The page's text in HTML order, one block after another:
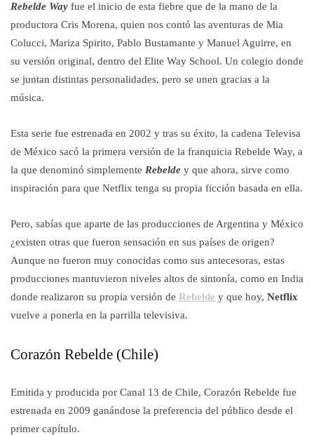
Rebelde Way fue el inicio de esta fiebre que de la mano de la
productora Cris Morena, quien nos contó las aventuras de Mia
Colucci, Mariza Spirito, Pablo Bustamante y Manuel Aguirre, en
su versión original, dentro del Elite Way School. Un colegio donde
se juntan distintas personalidades, pero se unen gracias a la
música.
Esta serie fue estrenada en 2002 y tras su éxito, la cadena Televisa
de México sacó la primera versión de la franquicia Rebelde Way, a
la que denominó simplemente Rebelde y que ahora, sirve como
inspiración para que Netflix tenga su propia ficción basada en ella.
Pero, sabías que aparte de las producciones de Argentina y México
¿existen otras que fueron sensación en sus países de origen?
Aunque no fueron muy conocidas como sus antecesoras, estas
producciones mantuvieron niveles altos de sintonía, como en India
donde realizaron su propia versión de Rebelde y que hoy, Netflix
vuelve a ponerla en la parrilla televisiva.
Corazón Rebelde (Chile)
Emitida y producida por Canal 13 de Chile, Corazón Rebelde fue
estrenada en 2009 ganándose la preferencia del público desde el
primer capítulo.